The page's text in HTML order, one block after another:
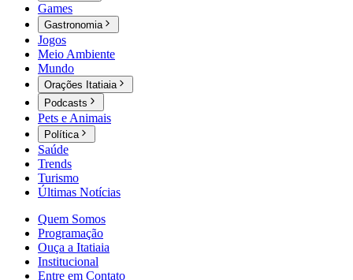
Games
Gastronomia
Jogos
Meio Ambiente
Mundo
Orações Itatiaia
Podcasts
Pets e Animais
Política
Saúde
Trends
Turismo
Últimas Notícias
Quem Somos
Programação
Ouça a Itatiaia
Institucional
Entre em Contato